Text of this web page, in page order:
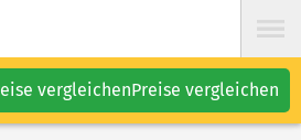
vergleichenPreise vergleichen